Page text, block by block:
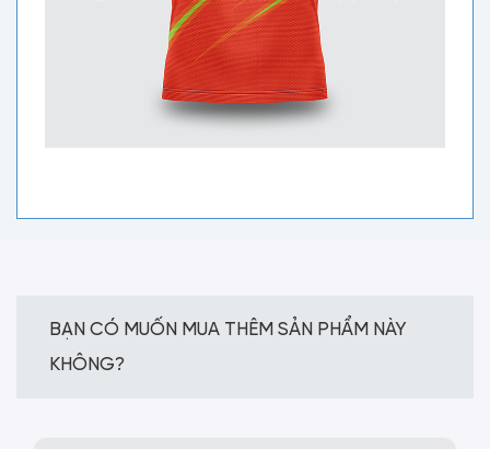
BẠN CÓ MUỐN MUA THÊM SẢN PHẨM NÀY
KHÔNG?